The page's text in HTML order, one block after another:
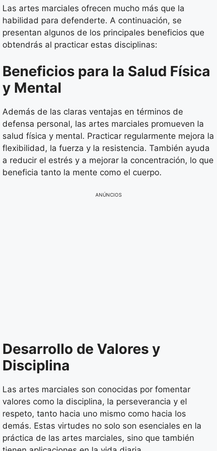
Las artes marciales ofrecen mucho más que la
habilidad para defenderte. A continuación, se
presentan algunos de los principales beneficios que
obtendrás al practicar estas disciplinas:
Beneficios para la Salud Física
y Mental
Además de las claras ventajas en términos de
defensa personal, las artes marciales promueven la
salud física y mental. Practicar regularmente mejora la
flexibilidad, la fuerza y la resistencia. También ayuda
a reducir el estrés y a mejorar la concentración, lo que
beneficia tanto la mente como el cuerpo.
ANÚNCIOS
Desarrollo de Valores y
Disciplina
Las artes marciales son conocidas por fomentar
valores como la disciplina, la perseverancia y el
respeto, tanto hacia uno mismo como hacia los
demás. Estas virtudes no solo son esenciales en la
práctica de las artes marciales, sino que también